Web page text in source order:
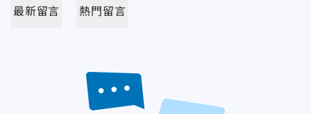
最新留言 熱門留言